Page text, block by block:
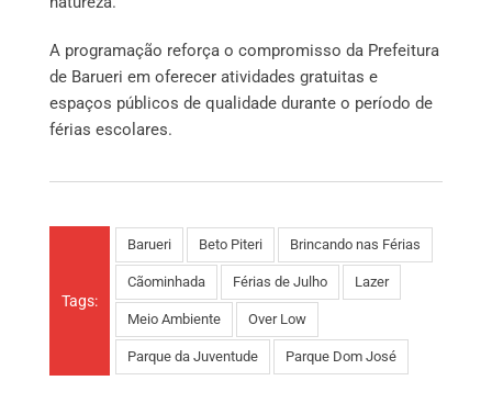
A programação reforça o compromisso da Prefeitura
de Barueri em oferecer atividades gratuitas e
espaços públicos de qualidade durante o período de
férias escolares.
Tags:
Barueri Beto Piteri Brincando nas Férias
Cãominhada Férias de Julho Lazer
Meio Ambiente Over Low
Parque da Juventude Parque Dom José